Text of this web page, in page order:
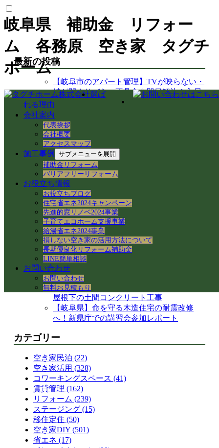
岐阜県 補助金 リフォー
ム 各務原 空き家 タグチ
ホーム
選ば
れる理由
会社案内
代表挨拶
会社概要
アクセスマップ
施工事例
サブメニューを展開
補助金リフォーム
バリアフリーリフォーム
お役立ち情報
お役立ちブログ
住宅省エネ2024キャンペーン
先進的窓リノベ2024事業
子育てエコホーム支援事業
給湯省エネ2024事業
損しない空き家の活用方法について
長期優良化リフォーム補助金
LINE簡単相談
お問い合わせ
お問い合わせ
無料お見積もり
最新の投稿
【岐阜市のアパート管理】TVが映らない・
鍵が閉まりづらい不具合を即日解決！入居
者様サポート事例
【中山道今須宿】歴史と空き家再生が交差
する街！徳川家康ゆかりの石や妙応寺架道
橋を巡る
【空き家から空き家へ】家具レスキューで
地域おこし協力隊の新生活＆民泊活用を支
援！
岐阜県各務原市での空き家売買｜確定測量
と境界杭設置（境界確定）の重要性
岐阜県各務原市｜賃貸住宅の売却準備！退
去前の室内確認と修繕のご相談
岐阜市のアパートでシャワーホースを交
換！アダプター適合の注意点と水漏れ対策
岐阜県各務原市の空き家・賃貸管理｜入居
者募集とDIY補修のリアル
【岐阜県各務原市】事務所の大掃除＆床ワ
ックス掛けを実施！綺麗な職場環境を保つ
手順とコツ
岐阜県各務原市｜減築リフォームとテラス
屋根下の土間コンクリート工事
【岐阜県】命を守る木造住宅の耐震改修
へ！新県庁での講習会参加レポート
カテゴリー
空き家民泊 (22)
空き家活用 (328)
コワーキングスペース (41)
賃貸管理 (162)
リフォーム (239)
ステージング (15)
移住定住 (50)
空き家DIY (501)
省エネ (17)